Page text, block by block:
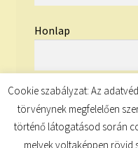
Honlap
Cookie szabályzat: Az
törvénynek megfelelően
történő látogatásod során
melyek voltaképpen rövid